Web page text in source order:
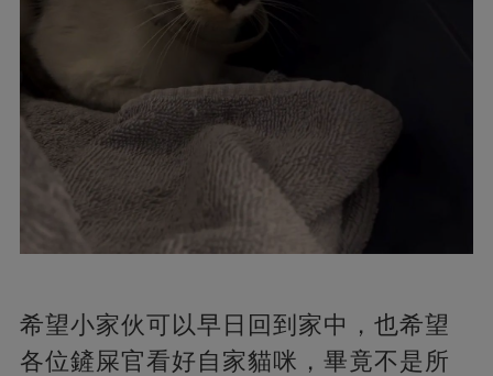
希望小家伙可以早日回到家中，也希望
各位鏟屎官看好自家貓咪，畢竟不是所